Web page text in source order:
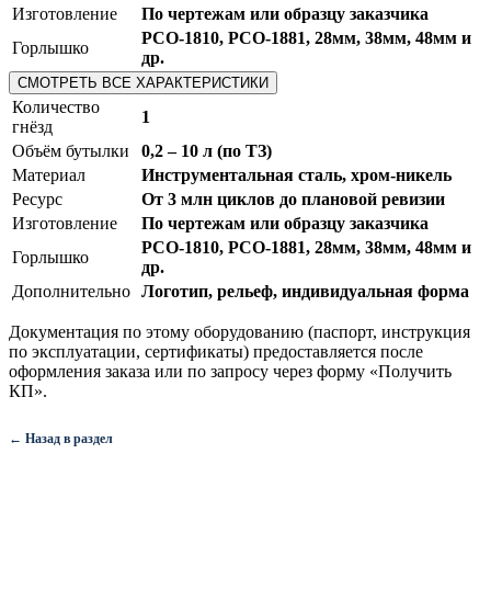
Изготовление
По чертежам или образцу заказчика
Горлышко
PCO-1810, PCO-1881, 28мм, 38мм, 48мм и
др.
СМОТРЕТЬ ВСЕ ХАРАКТЕРИСТИКИ
Количество
гнёзд
1
Объём бутылки
0,2 – 10 л (по ТЗ)
Материал
Инструментальная сталь, хром-никель
Ресурс
От 3 млн циклов до плановой ревизии
Изготовление
По чертежам или образцу заказчика
Горлышко
PCO-1810, PCO-1881, 28мм, 38мм, 48мм и
др.
Дополнительно Логотип, рельеф, индивидуальная форма
Документация по этому оборудованию (паспорт, инструкция
по эксплуатации, сертификаты) предоставляется после
оформления заказа или по запросу через форму «Получить
КП».
← Назад в раздел